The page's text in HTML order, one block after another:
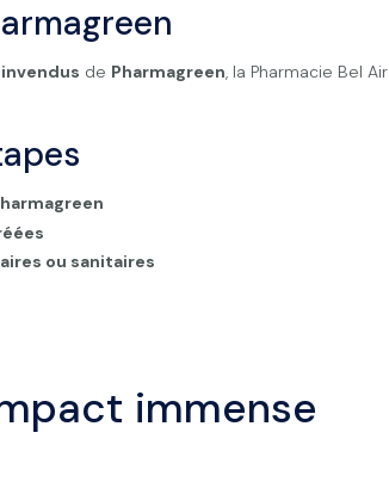
de Pharmagreen, la Pharmacie Bel Air
ou sanitaires
immense